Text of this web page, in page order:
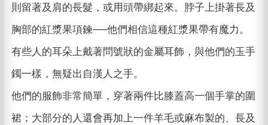
則留著及肩的長髮，或用頭帶綁起來。脖子上掛著長及
胸部的紅漿果項鍊──他們相信這種紅漿果帶有魔力。
有些人的耳朵上戴著問號狀的金屬耳飾，與他們的玉手
鐲一樣，無疑出自漢人之手。
他們的服飾非常簡單，穿著兩件比膝蓋高一個手掌的圍
裙；大部分的人還會再加上一件羊毛或麻布製的、長及